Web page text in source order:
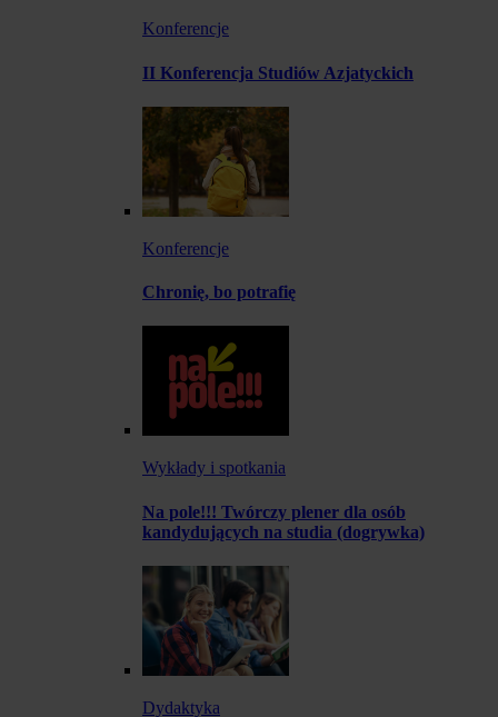
Konferencje
II Konferencja Studiów Azjatyckich
Konferencje
Chronię, bo potrafię
Wykłady i spotkania
Na pole!!! Twórczy plener dla osób
kandydujących na studia (dogrywka)
Dydaktyka